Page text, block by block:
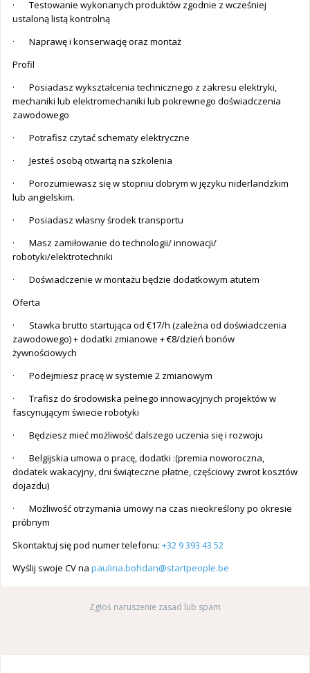
· Testowanie wykonanych produktόw zgodnie z wcześniej
ustaloną listą kontrolną
· Naprawę i konserwację oraz montaż
Profil
· Posiadasz wykształcenia technicznego z zakresu elektryki,
mechaniki lub elektromechaniki lub pokrewnego doświadczenia
zawodowego
· Potrafisz czytać schematy elektryczne
· Jesteś osobą otwartą na szkolenia
· Porozumiewasz się w stopniu dobrym w języku niderlandzkim
lub angielskim.
· Posiadasz własny środek transportu
· Masz zamiłowanie do technologii/ innowacji/
robotyki/elektrotechniki
· Doświadczenie w montażu będzie dodatkowym atutem
Oferta
· Stawka brutto startująca od €17/h (zależna od doświadczenia
zawodowego) + dodatki zmianowe + €8/dzień bonów
żywnościowych
· Podejmiesz pracę w systemie 2 zmianowym
· Trafisz do środowiska pełnego innowacyjnych projektów w
fascynującym świecie robotyki
· Będziesz mieć możliwość dalszego uczenia się i rozwoju
· Belgijskia umowa o pracę, dodatki :(premia noworoczna,
dodatek wakacyjny, dni świąteczne płatne, częściowy zwrot kosztów
dojazdu)
· Możliwość otrzymania umowy na czas nieokreślony po okresie
prόbnym
Skontaktuj się pod numer telefonu: +32 9 393 43 52
Wyślij swoje CV na paulina.bohdan@startpeople.be
Zgłoś naruszenie zasad lub spam